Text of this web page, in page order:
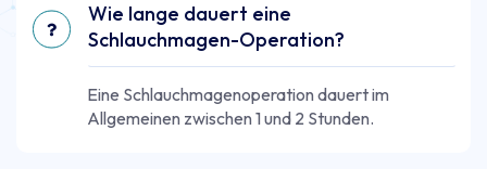
Wie lange dauert eine
Schlauchmagen-Operation?
Eine Schlauchmagenoperation dauert im
Allgemeinen zwischen 1 und 2 Stunden.